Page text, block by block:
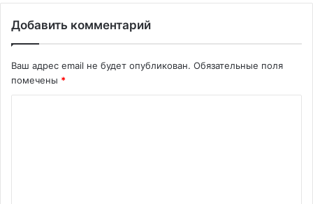
Добавить комментарий
Ваш адрес email не будет опубликован. Обязательные поля
помечены *